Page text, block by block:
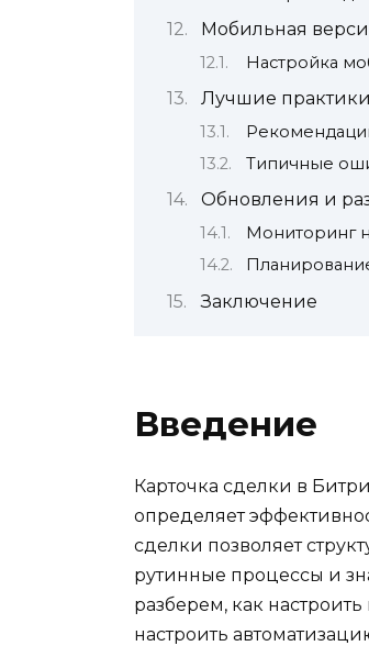
Мобильная
Настройка
Лучшие
Типичные
Обновления и
Мониторинг
Заключение
Введение
Карточка сделки в
определяет
сделки позволяет
рутинные процессы и
разберем, как
настроить